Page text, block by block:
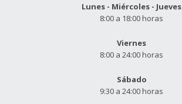
Lunes - Miércoles - Jueves
8:00 a 18:00 horas
Viernes
8:00 a 24:00 horas
Sábado
9:30 a 24:00 horas